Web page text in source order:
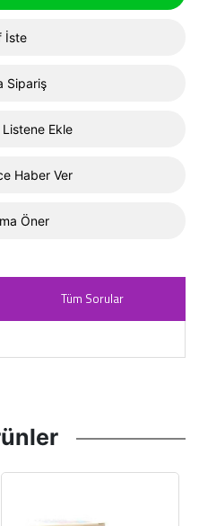
İste
Sipariş
Listene Ekle
Haber Ver
Öner
Tüm Sorular